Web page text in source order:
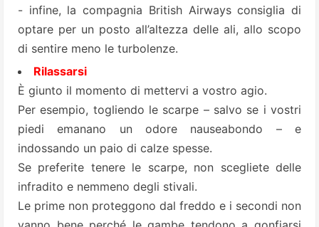
- infine, la compagnia British Airways consiglia di
optare per un posto all’altezza delle ali, allo scopo
di sentire meno le turbolenze.
Rilassarsi
È giunto il momento di mettervi a vostro agio.
Per esempio, togliendo le scarpe – salvo se i vostri
piedi emanano un odore nauseabondo – e
indossando un paio di calze spesse.
Se preferite tenere le scarpe, non scegliete delle
infradito e nemmeno degli stivali.
Le prime non proteggono dal freddo e i secondi non